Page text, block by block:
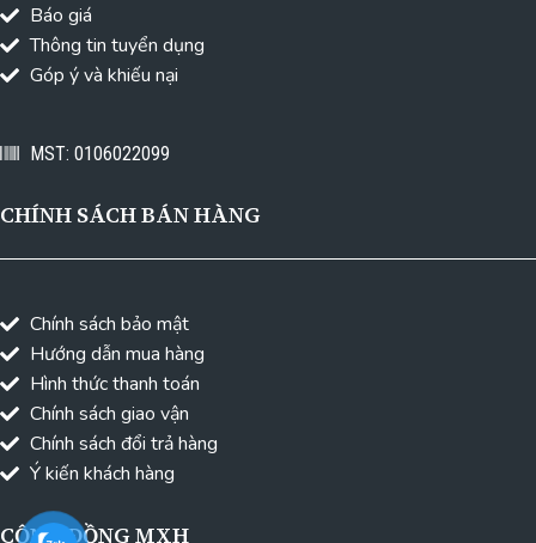
Báo giá
Thông tin tuyển dụng
Góp ý và khiếu nại
MST: 0106022099
CHÍNH SÁCH BÁN HÀNG
Chính sách bảo mật
Hướng dẫn mua hàng
Hình thức thanh toán
Chính sách giao vận
Chính sách đổi trả hàng
Ý kiến khách hàng
CỘNG ĐỒNG MXH